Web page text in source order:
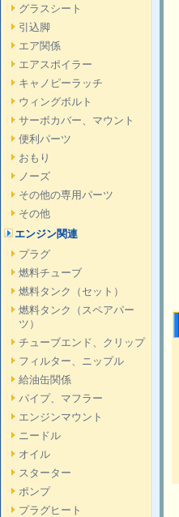
グラスシート
引込脚
エア関係
エアスポイラー
キャノピーラッチ
ウィングボルト
サーボカバー、マウント
便利パーツ
おもり
ノーズ
その他の専用パーツ
その他
エンジン関連
プラグ
燃料チューブ
燃料タンク（セット）
燃料タンク（スペアパー
ツ）
チューブエンド、クリップ
フィルター、ニップル
給油缶関係
パイプ、マフラー
エンジンマウント
ニードル
オイル
スターター
ポンプ
プラグヒート